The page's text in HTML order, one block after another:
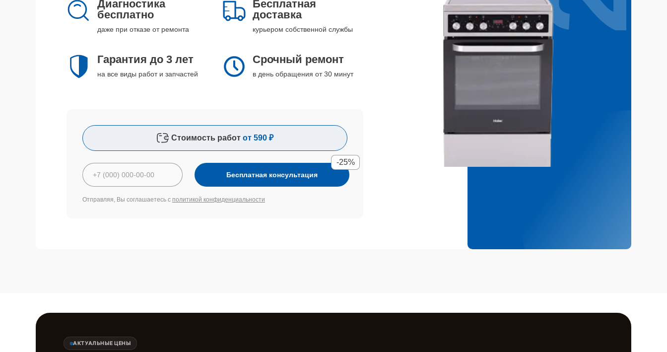
Диагностика
бесплатно
даже при отказе от ремонта
Бесплатная
доставка
курьером собственной службы
Гарантия до 3 лет
на все виды работ и запчастей
Срочный ремонт
в день обращения от 30 минут
Стоимость работ от 590 ₽
Бесплатная консультация
-25%
Отправляя, Вы соглашаетесь с политикой конфиденциальности
АКТУАЛЬНЫЕ ЦЕНЫ